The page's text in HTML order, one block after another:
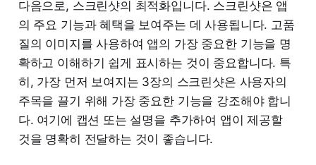
다음으로, 스크린샷의 최적화입니다. 스크린샷은 앱
의 주요 기능과 혜택을 보여주는 데 사용됩니다. 고품
질의 이미지를 사용하여 앱의 가장 중요한 기능을 명
확하고 이해하기 쉽게 표시하는 것이 중요합니다. 특
히, 가장 먼저 보여지는 3장의 스크린샷은 사용자의
주목을 끌기 위해 가장 중요한 기능을 강조해야 합니
다. 여기에 캡션 또는 설명을 추가하여 앱이 제공할
것을 명확히 전달하는 것이 좋습니다.